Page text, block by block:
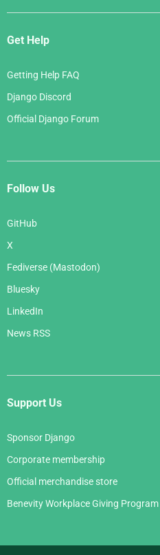
Get Help
Getting Help FAQ
Django Discord
Official Django Forum
Follow Us
GitHub
X
Fediverse (Mastodon)
Bluesky
LinkedIn
News RSS
Support Us
Sponsor Django
Corporate membership
Official merchandise store
Benevity Workplace Giving Program